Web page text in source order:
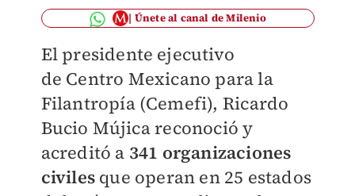
Únete al canal de Milenio
El presidente ejecutivo
de Centro Mexicano para la
Filantropía (Cemefi), Ricardo
Bucio Mújicareconoció y
acreditó a 341 organizaciones
civilesque operan en 25 estados